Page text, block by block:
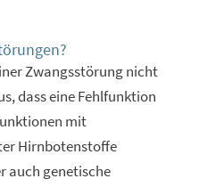
Zwangsstörung nicht
dass eine Fehlfunktion
mit
Hirnbotenstoffe
auch genetische